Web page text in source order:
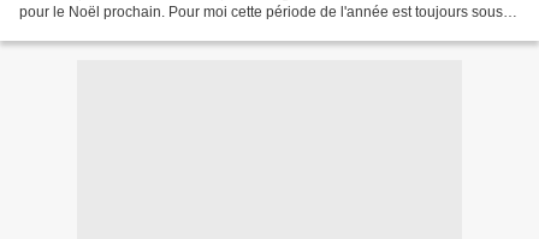
pour le Noël prochain. Pour moi cette période de l'année est toujours sous le